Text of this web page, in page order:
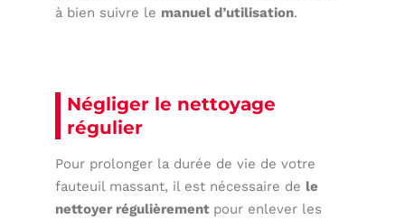
à bien suivre le manuel d’utilisation.
Négliger le nettoyage
régulier
Pour prolonger la durée de vie de votre
fauteuil massant, il est nécessaire de le
nettoyer régulièrement pour enlever les